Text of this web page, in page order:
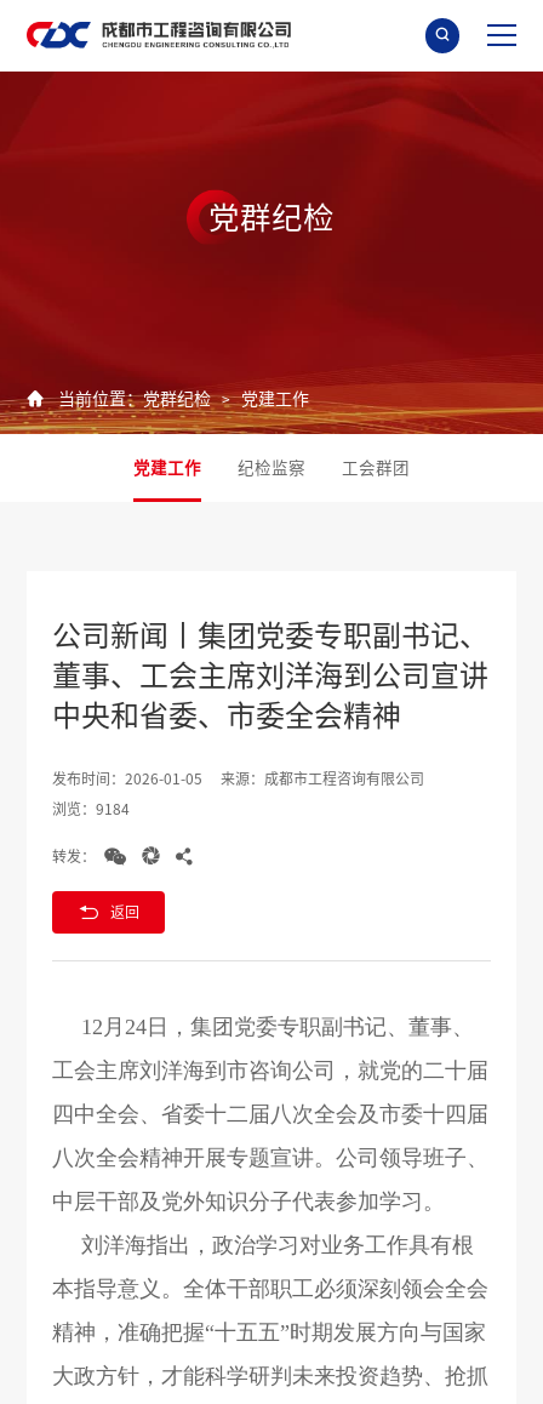

党群纪检
 当前位置：党群纪检 > 党建工作
党建工作 纪检监察 工会群团
公司新闻丨集团党委专职副书记、
董事、工会主席刘洋海到公司宣讲
中央和省委、市委全会精神
发布时间：2026-01-05 来源：成都市工程咨询有限公司
浏览：9184
转发：   
 返回
12月24日，集团党委专职副书记、董事、
工会主席刘洋海到市咨询公司，就党的二十届
四中全会、省委十二届八次全会及市委十四届
八次全会精神开展专题宣讲。公司领导班子、
中层干部及党外知识分子代表参加学习。
刘洋海指出，政治学习对业务工作具有根
本指导意义。全体干部职工必须深刻领会全会
精神，准确把握“十五五”时期发展方向与国家
大政方针，才能科学研判未来投资趋势、抢抓